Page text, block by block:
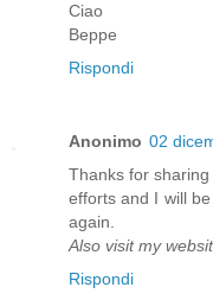
Ciao
Beppe
Rispondi
Anonimo 02
Thanks for
efforts and I will
again.
Also visit my
Rispondi